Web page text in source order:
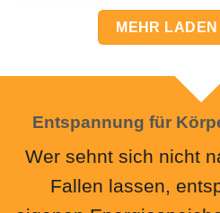
MEHR
Entspannung für
Wer sehnt sich nicht
Fallen lassen,